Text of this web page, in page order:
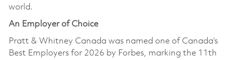
world.
An Employer of Choice
Pratt & Whitney Canada was named one of Canada’s
Best Employers for 2026 by Forbes, marking the 11th